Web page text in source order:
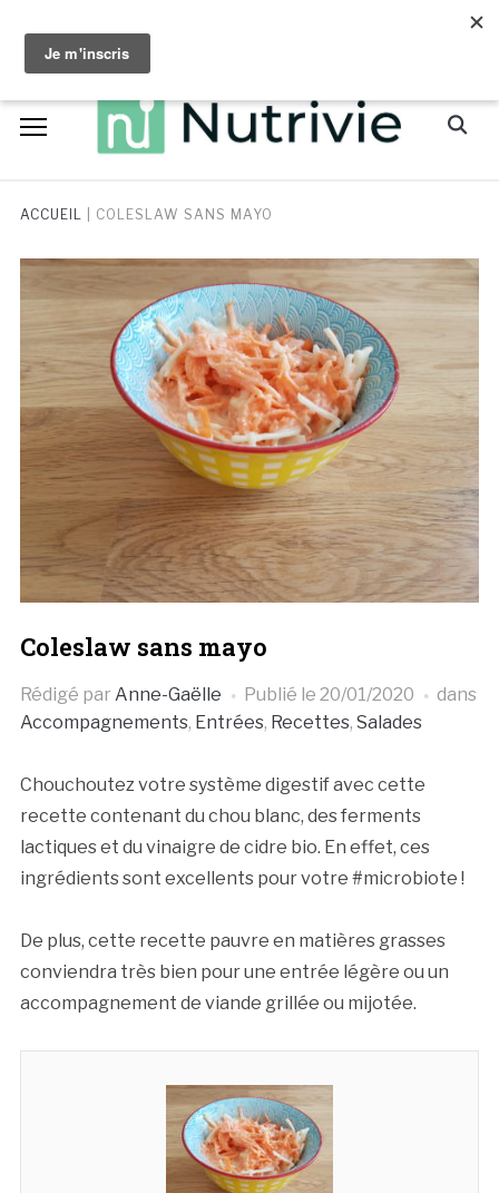
content
Search
ACCUEIL COLESLAW SANS MAYO
Coleslaw sans mayo
Rédigé par Anne-Gaëlle Publié le 20/01/2020
dans
Accompagnements, Entrées, Recettes, Salades
Chouchoutez votre système digestif avec cette
recette contenant du chou blanc, des ferments
lactiques et du vinaigre de cidre bio. En effet, ces
ingrédients sont excellents pour votre #microbiote !
De plus, cette recette pauvre en matières grasses
conviendra très bien pour une entrée légère ou un
accompagnement de viande grillée ou mijotée.